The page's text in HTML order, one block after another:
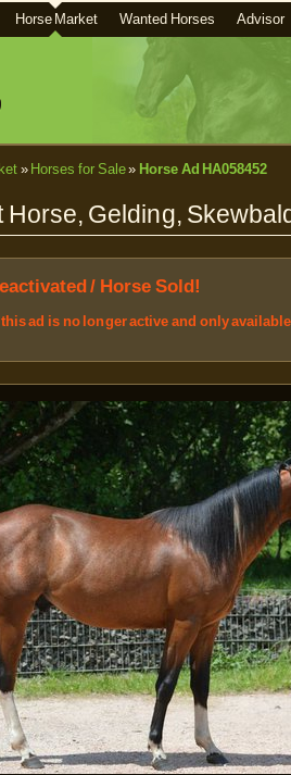
Horse Market Wanted Horses Advisor
» Horses for Sale» Horse Ad HA058452
Horse, Gelding,
/ Horse Sold!
ad is no longer active and only